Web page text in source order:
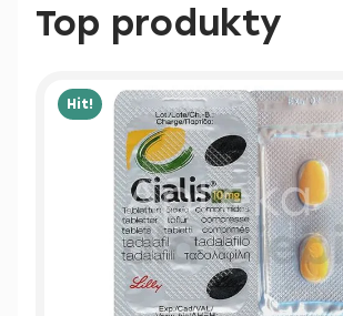
Top produkty
Hit!